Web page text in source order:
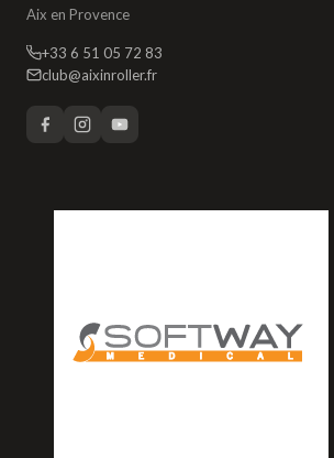
Aix en Provence
+33 6 51 05 72 83
club@aixinroller.fr